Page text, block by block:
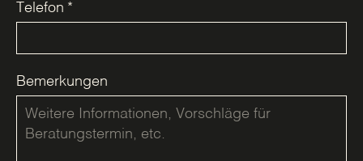
Telefon *
Bemerkungen